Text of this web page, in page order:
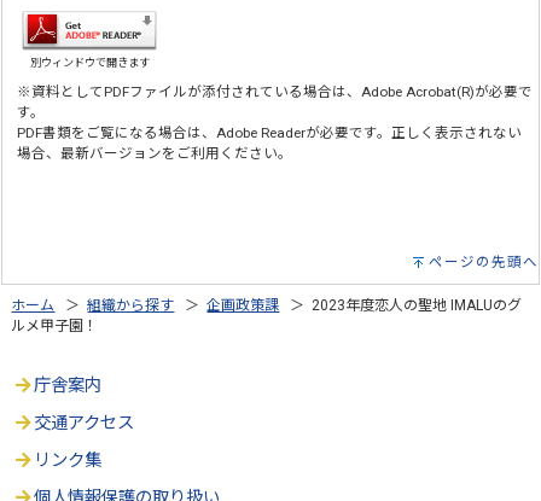
別ウィンドウで開きます
※資料としてPDFファイルが添付されている場合は、Adobe Acrobat(R)が必要で
す。
PDF書類をご覧になる場合は、Adobe Readerが必要です。正しく表示されない
場合、最新バージョンをご利用ください。
ページの先頭へ
ホーム ＞組織から探す ＞企画政策課 ＞ 2023年度恋人の聖地 IMALUのグ
ルメ甲子園！
庁舎案内
交通アクセス
リンク集